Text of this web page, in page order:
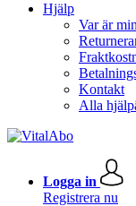
Hjälp
Var är
Kontakt
Alla
Logga in
Registrera nu